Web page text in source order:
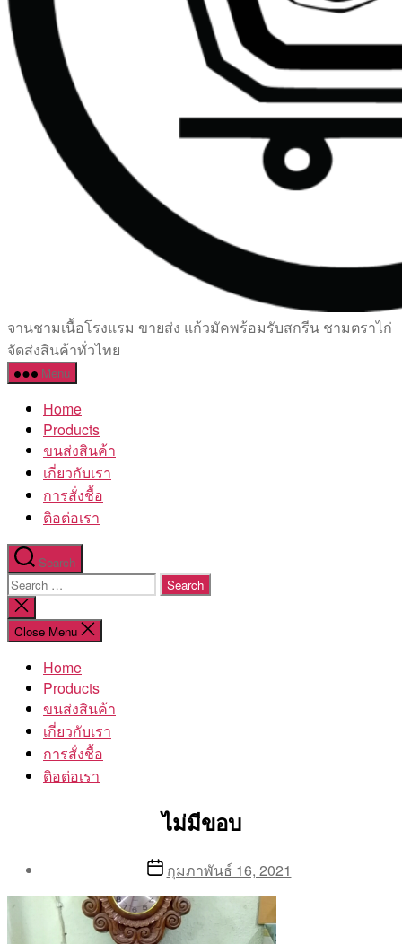
เซรามิค
ครบ
ครัน
โรงงาน
จานชามเนื้อโรงแรม ขายส่ง แก้วมัคพร้อมรับสกรีน ชามตราไก่
จัดส่งสินค้าทั่วไทย
Menu
Home
Products
ขนส่งสินค้า
เกี่ยวกับเรา
การสั่งชื้อ
ติอต่อเรา
Search
Search
for:
Close
search
Close Menu
Home
Products
ขนส่งสินค้า
เกี่ยวกับเรา
การสั่งชื้อ
ติอต่อเรา
ไม่มีขอบ
By
Aea
Postกุมภาพันธ์ 16, 2021